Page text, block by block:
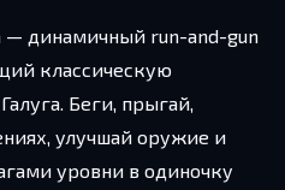
— динамичный run-and-gun
классическую
Беги, прыгай,
улучшай оружие и
уровни в одиночку